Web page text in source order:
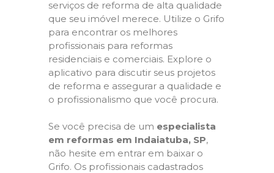
serviços de reforma de alta qualidade
que seu imóvel merece. Utilize o Grifo
para encontrar os melhores
profissionais para reformas
residenciais e comerciais. Explore o
aplicativo para discutir seus projetos
de reforma e assegurar a qualidade e
o profissionalismo que você procura.
Se você precisa de um especialista
em reformas em Indaiatuba, SP,
não hesite em entrar em baixar o
Grifo. Os profissionais cadastrados